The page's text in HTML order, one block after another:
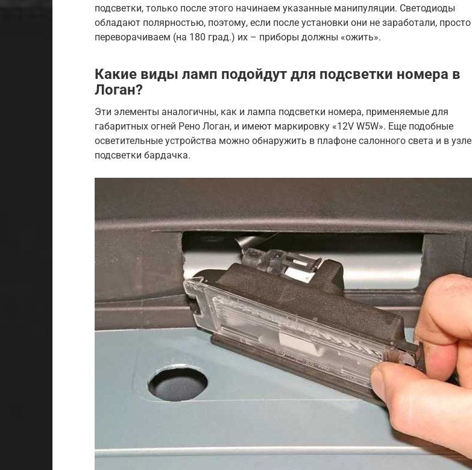
подсветки, только после этого начинаем указанные манипуляции. Светодиоды
обладают полярностью, поэтому, если после установки они не заработали, просто
переворачиваем (на 180 град.) их – приборы должны «ожить».
Какие виды ламп подойдут для подсветки номера в
Логан?
Эти элементы аналогичны, как и лампа подсветки номера, применяемые для
габаритных огней Рено Логан, и имеют маркировку «12V W5W». Еще подобные
осветительные устройства можно обнаружить в плафоне салонного света и в узле
подсветки бардачка.